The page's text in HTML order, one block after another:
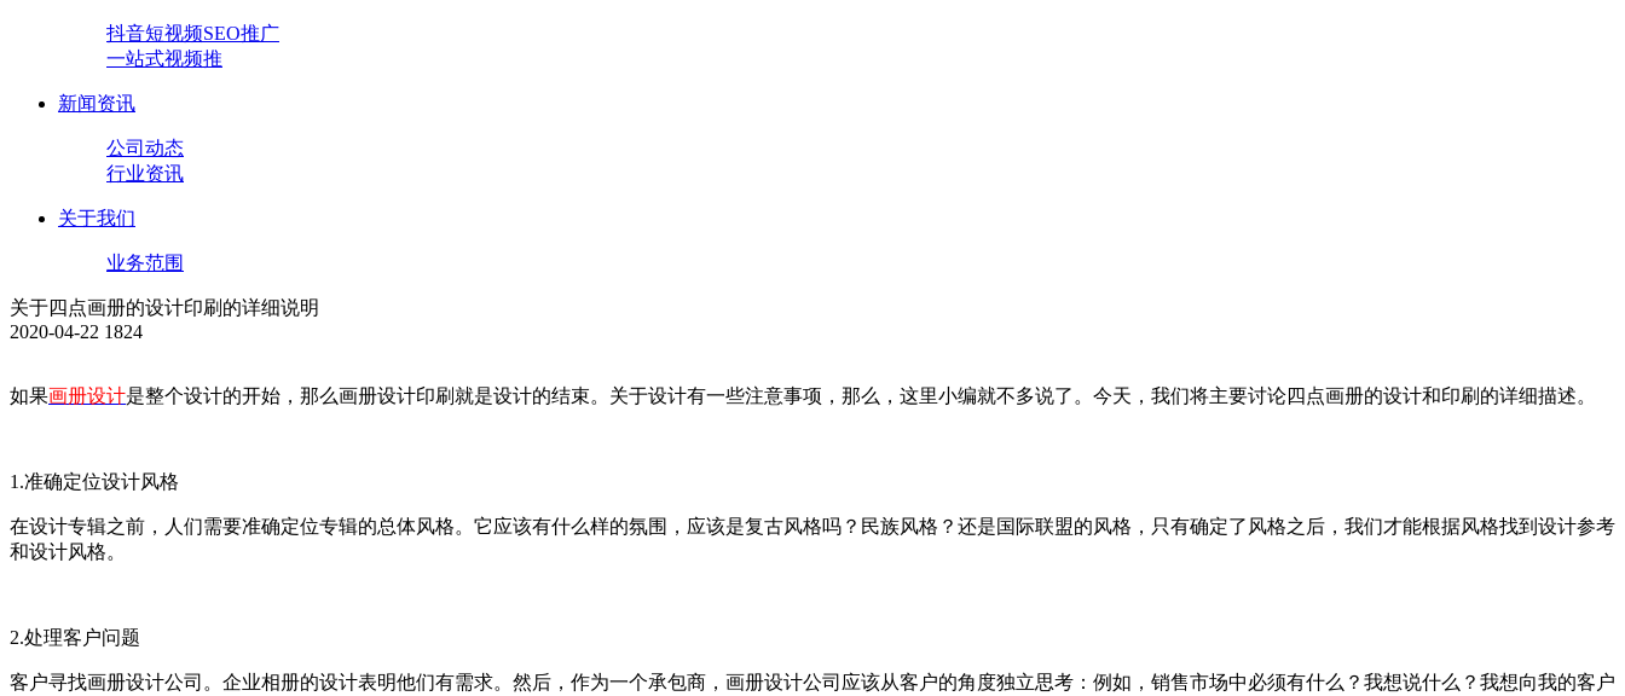
抖音短视频SEO推广
一站式视频推
新闻资讯
公司动态
行业资讯
关于我们
业务范围
关于四点画册的设计印刷的详细说明
2020-04-22 1824
如果画册设计是整个设计的开始，那么画册设计印刷就是设计的结束。关于设计有一些注意事项，那么，这里小编就不多说了。今天，我们将主要讨论四点画册的设计和印刷的详细描述。
1.准确定位设计风格
在设计专辑之前，人们需要准确定位专辑的总体风格。它应该有什么样的氛围，应该是复古风格吗？民族风格？还是国际联盟的风格，只有确定了风格之后，我们才能根据风格找到设计参考
和设计风格。
2.处理客户问题
客户寻找画册设计公司。企业相册的设计表明他们有需求。然后，作为一个承包商，画册设计公司应该从客户的角度独立思考：例如，销售市场中必须有什么？我想说什么？我想向我的客户